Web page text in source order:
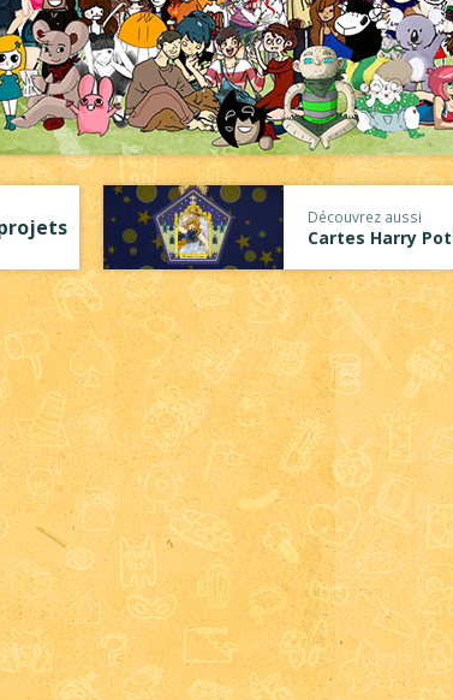
Découvrez aussi
Cartes Harry